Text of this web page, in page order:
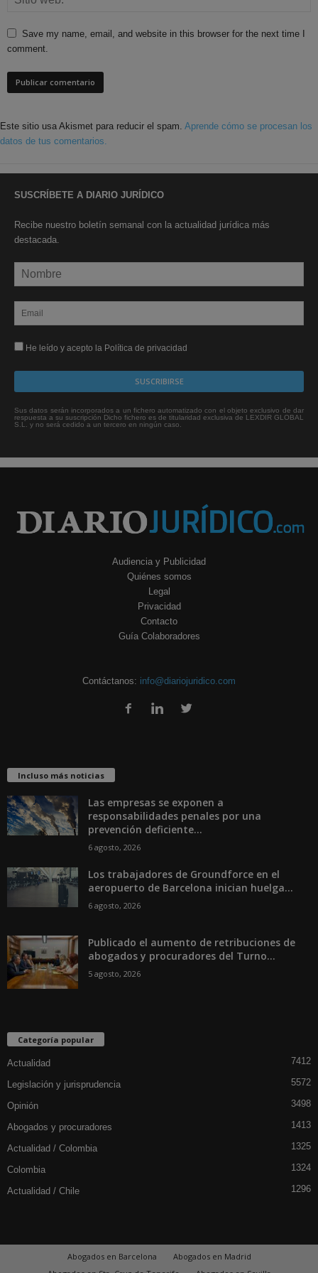
Save my name, email, and website in this browser for the next time I
comment.
Este sitio usa Akismet para reducir el spam. Aprende cómo se procesan los
datos de tus comentarios.
SUSCRÍBETE A DIARIO JURÍDICO
Recibe nuestro boletín semanal con la actualidad jurídica más
destacada.
He leído y acepto la Política de privacidad
Sus datos serán incorporados a un fichero automatizado con el objeto exclusivo de dar
respuesta a su suscripción Dicho fichero es de titularidad exclusiva de LEXDIR GLOBAL
S.L. y no será cedido a un tercero en ningún caso.
Audiencia y Publicidad
Quiénes somos
Legal
Privacidad
Contacto
Guía Colaboradores
Contáctanos: info@diariojuridico.com
Incluso más noticias
Las empresas se exponen a
responsabilidades penales por una
prevención deficiente...
6 agosto, 2026
Los trabajadores de Groundforce en el
aeropuerto de Barcelona inician huelga...
6 agosto, 2026
Publicado el aumento de retribuciones de
abogados y procuradores del Turno...
5 agosto, 2026
Categoría popular
Actualidad 7412
Legislación y jurisprudencia 5572
Opinión 3498
Abogados y procuradores 1413
Actualidad / Colombia 1325
Colombia 1324
Actualidad / Chile 1296
Abogados en Barcelona
Abogados en Madrid